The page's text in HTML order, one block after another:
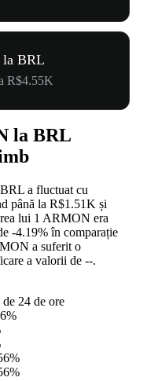
la BRL
R$4.55K
la BRL
a fluctuat cu
până la R$1.51K și
lui 1 ARMON era
-4.19%în comparație
a suferit o
a valorii de --.
24 de ore